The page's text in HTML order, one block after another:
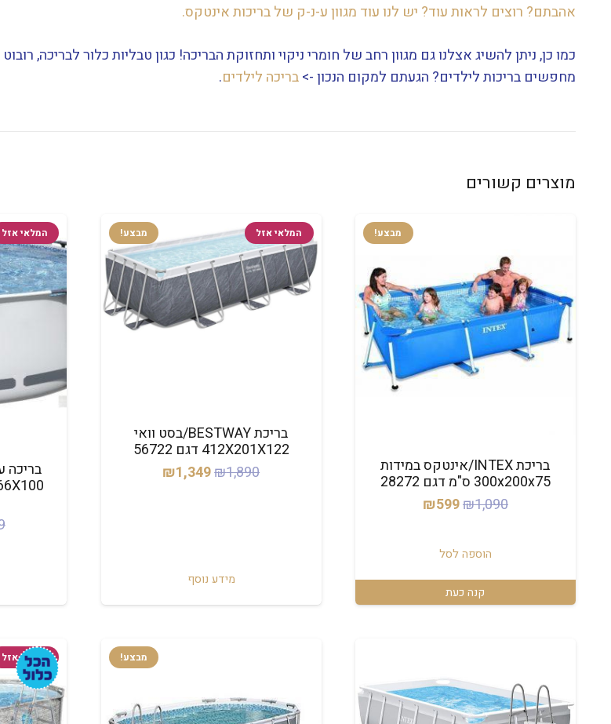
אהבתם? רוצים לראות עוד? יש לנו עוד מגוון ע-נ-ק של בריכות אינטקס.
כמו כן, ניתן להשיג אצלנו גם מגוון רחב של חומרי ניקוי ותחזוקת הבריכה! כגון טבליות כלור לבריכה,
מחפשים בריכות לילדים? הגעתם למקום הנכון ->בריכה לילדים.
מוצרים קשורים
מבצע!
בריכת INTEX/אינטקס במידות
300x200x75 ס"מ דגם 28272
₪1,090
המחיר
היה:
₪599
הוספה לסל
קנה כעת
מבצע! המלאי אזל
בריכת BESTWAY/בסט וואי
412X201X122 דגם 56722
₪1,890
המחיר₪1,349
המחיר
מידע נוסף
המלאי אזל
מבצע! המלאי אזל